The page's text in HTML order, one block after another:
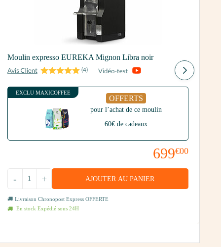
Moulin expresso EUREKA Mignon Libra noir
(4)
EXCLU MAXICOFFEE
OFFERTS
pour l’achat de ce moulin
60€ de cadeaux
699€00
+
- AJOUTER AU PANIER
Livraison Chronopost Express OFFERTE
En stock Expédié sous 24H